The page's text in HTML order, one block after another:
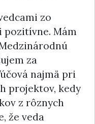
zo
Mám
za
najmä pri
projektov, kedy
z rôznych
že veda